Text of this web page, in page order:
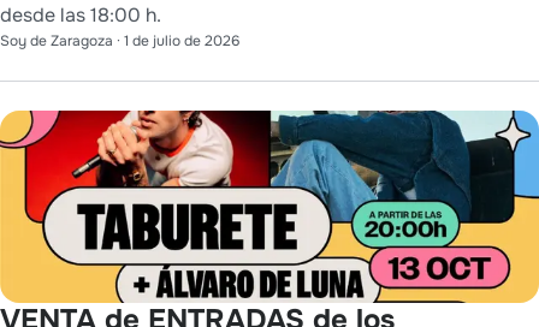
desde las 18:00 h.
Soy de Zaragoza · 1 de julio de 2026
VENTA de ENTRADAS de los